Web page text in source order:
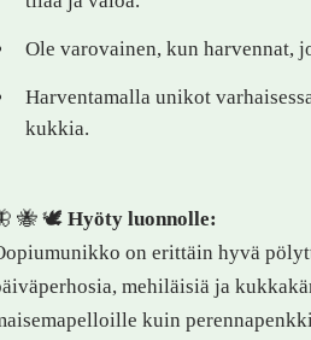
Ole varovainen, kun harvennat,
Harventamalla unikot
kukkia.
🐝 🕊️ Hyöty luonnolle:
on erittäin hyvä
mehiläisiä ja
kuin